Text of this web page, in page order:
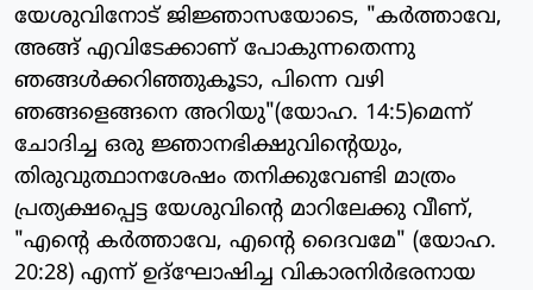
യേശുവിനോട് ജിജ്ഞാസയോടെ, "കര്‍ത്താവേ,
അങ്ങ് എവിടേക്കാണ് പോകുന്നതെന്നു
ഞങ്ങള്‍ക്കറിഞ്ഞുകൂടാ, പിന്നെ വഴി
ഞങ്ങളെങ്ങനെ അറിയു"(യോഹ. 14:5)മെന്ന്
ചോദിച്ച ഒരു ജ്ഞാനഭിക്ഷുവിന്റെയും,
തിരുവുത്ഥാനശേഷം തനിക്കുവേണ്ടി മാത്രം
പ്രത്യക്ഷപ്പെട്ട യേശുവിന്റെ മാറിലേക്കു വീണ്,
"എന്റെ കര്‍ത്താവേ, എന്റെ ദൈവമേ" (യോഹ.
20:28) എന്ന് ഉദ്‌ഘോഷിച്ച വികാരനിര്‍ഭരനായ